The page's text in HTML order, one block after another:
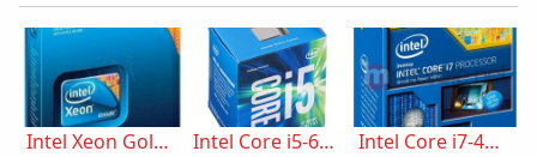
Intel Xeon Gold 6130 BX806736130 958982 ( 2100 MHz (min) ; 3700 MHz Intel Core i5-6600 BX80662I56600 ( 3300 MHz (min) ; 3900 MHz (max) ; Intel Core i7-4930K, 3.9GHz, 12MB, BOX (BX80633I74930K)